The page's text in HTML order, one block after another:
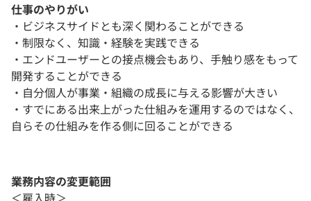
仕事のやりがい
・ビジネスサイドとも深く関わることができる
・制限なく、知識・経験を実践できる
・エンドユーザーとの接点機会もあり、手触り感をもって
開発することができる
・自分個人が事業・組織の成長に与える影響が大きい
・すでにある出来上がった仕組みを運用するのではなく、
自らその仕組みを作る側に回ることができる
業務内容の変更範囲